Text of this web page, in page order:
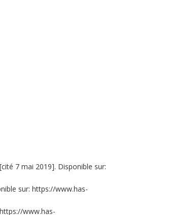
7 mai 2019]. Disponible sur:
sur: https://www.has-
www.has-